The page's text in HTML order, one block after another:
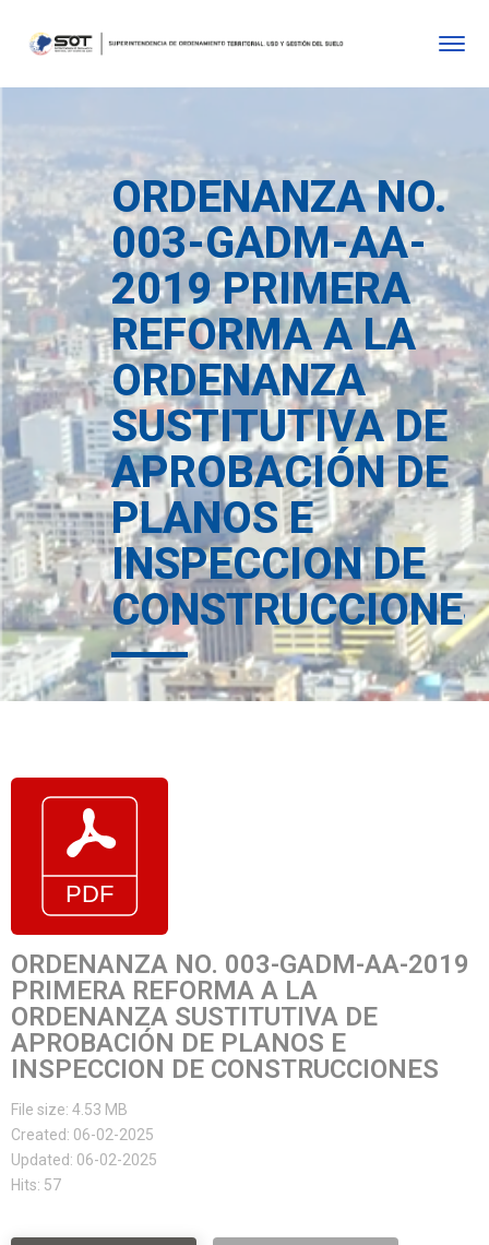
ORDENANZA NO.
003-GADM-AA-
2019 PRIMERA
REFORMA A LA
ORDENANZA
SUSTITUTIVA DE
APROBACIÓN DE
PLANOS E
INSPECCION DE
CONSTRUCCIONES
ORDENANZA NO. 003-GADM-AA-2019
PRIMERA REFORMA A LA
ORDENANZA SUSTITUTIVA DE
APROBACIÓN DE PLANOS E
INSPECCION DE CONSTRUCCIONES
File size: 4.53 MB
Created: 06-02-2025
Updated: 06-02-2025
Hits: 57